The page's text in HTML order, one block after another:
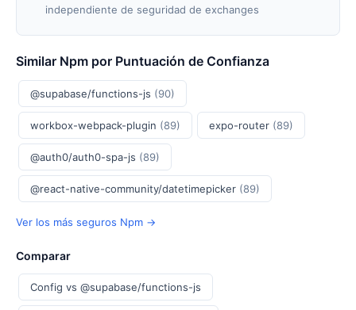
independiente de seguridad de exchanges
Similar Npm por Puntuación de Confianza
@supabase/functions-js (90)
workbox-webpack-plugin (89) expo-router (89)
@auth0/auth0-spa-js (89)
@react-native-community/datetimepicker (89)
Ver los más seguros Npm →
Comparar
Config vs @supabase/functions-js